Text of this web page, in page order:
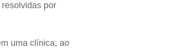
por
uma clínica, ao